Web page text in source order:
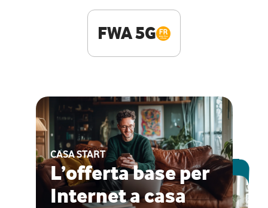
FWA 5G
CASA START
L’offerta base per
Internet a casa
ESCLUSIVA ONLINE